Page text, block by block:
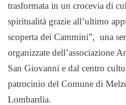
trasformata in un crocevia di
spiritualità grazie all’ultimo
scoperta dei Cammini”, una
organizzate dell’associazione
San Giovanni e dal centro
patrocinio del Comune di
Lombardia.